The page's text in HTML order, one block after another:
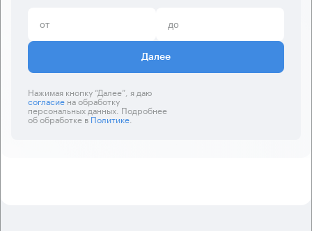
Далее
Нажимая кнопку “Далее”, я даю
согласиена обработку
персональных данных. Подробнее
об обработке вПолитике.